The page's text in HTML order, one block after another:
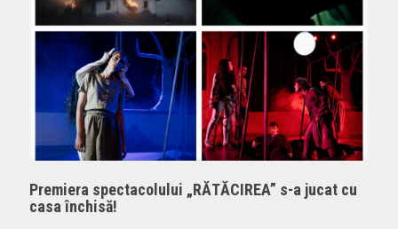
Premiera spectacolului „RĂTĂCIREA” s-a jucat cu
casa închisă!